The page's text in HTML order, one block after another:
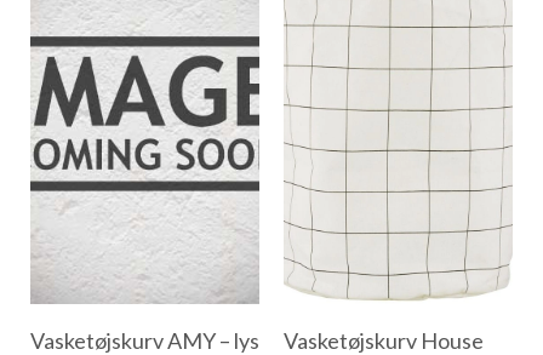
Vasketøjskurv AMY – lys
Vasketøjskurv House